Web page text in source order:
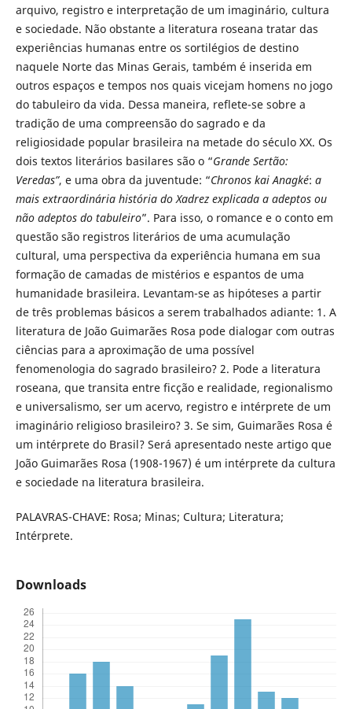
arquivo, registro e interpretação de um imaginário, cultura
e sociedade. Não obstante a literatura roseana tratar das
experiências humanas entre os sortilégios de destino
naquele Norte das Minas Gerais, também é inserida em
outros espaços e tempos nos quais vicejam homens no jogo
do tabuleiro da vida. Dessa maneira, reflete-se sobre a
tradição de uma compreensão do sagrado e da
religiosidade popular brasileira na metade do século XX. Os
dois textos literários basilares são o “Grande Sertão:
Veredas”, e uma obra da juventude: “Chronos kai Anagké: a
mais extraordinária história do Xadrez explicada a adeptos ou
não adeptos do tabuleiro”. Para isso, o romance e o conto em
questão são registros literários de uma acumulação
cultural, uma perspectiva da experiência humana em sua
formação de camadas de mistérios e espantos de uma
humanidade brasileira. Levantam-se as hipóteses a partir
de três problemas básicos a serem trabalhados adiante: 1. A
literatura de João Guimarães Rosa pode dialogar com outras
ciências para a aproximação de uma possível
fenomenologia do sagrado brasileiro? 2. Pode a literatura
roseana, que transita entre ficção e realidade, regionalismo
e universalismo, ser um acervo, registro e intérprete de um
imaginário religioso brasileiro? 3. Se sim, Guimarães Rosa é
um intérprete do Brasil? Será apresentado neste artigo que
João Guimarães Rosa (1908-1967) é um intérprete da cultura
e sociedade na literatura brasileira.
PALAVRAS-CHAVE: Rosa; Minas; Cultura; Literatura;
Intérprete.
Downloads